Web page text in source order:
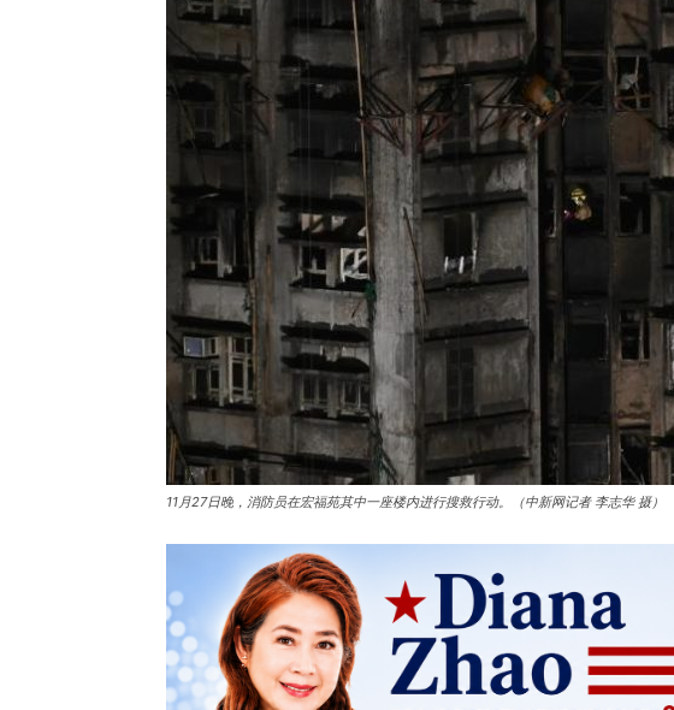
11月27日晚，消防员在宏福苑其中一座楼内进行搜救行动。（中新网记者 李志华 摄）